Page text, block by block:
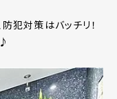
犯対策はバッチリ！